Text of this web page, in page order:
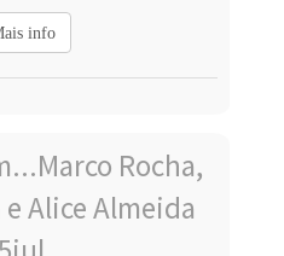
info